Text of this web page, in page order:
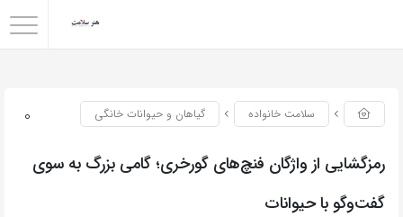
0 سلامت خانواده گیاهان و حیوانات خانگی
رمزگشایی از واژگان فنچ‌های گورخری؛ گامی بزرگ به سوی
گفت‌وگو با حیوانات